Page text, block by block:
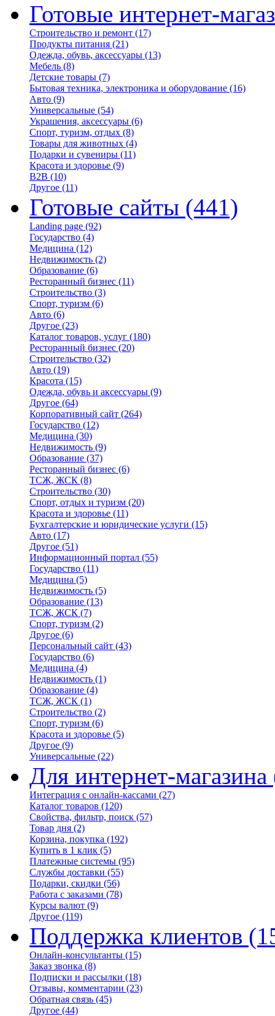
Готовые интернет-
Строительство и ремонт (17)
Продукты питания (21)
Одежда, обувь, аксессуары (13)
Мебель (8)
Детские товары (7)
Бытовая техника, электроника и оборудование (16)
Авто (9)
Универсальные (54)
Украшения, аксессуары (6)
Спорт, туризм, отдых (8)
Товары для животных (4)
Подарки и сувениры (11)
Красота и здоровье (9)
B2B (10)
Другое (11)
Готовые сайты (441)
Landing page (92)
Государство (4)
Медицина (12)
Недвижимость (2)
Образование (6)
Ресторанный бизнес (11)
Строительство (3)
Спорт, туризм (6)
Авто (6)
Другое (23)
Каталог товаров, услуг (180)
Ресторанный бизнес (20)
Строительство (32)
Авто (19)
Красота (15)
Одежда, обувь и аксессуары (9)
Другое (64)
Корпоративный сайт (264)
Государство (12)
Медицина (30)
Недвижимость (9)
Образование (37)
Ресторанный бизнес (6)
ТСЖ, ЖСК (8)
Строительство (30)
Спорт, отдых и туризм (20)
Красота и здоровье (11)
Бухгалтерские и юридические услуги (15)
Авто (17)
Другое (51)
Информационный портал (55)
Государство (11)
Медицина (5)
Недвижимость (5)
Образование (13)
ТСЖ, ЖСК (7)
Спорт, туризм (2)
Другое (6)
Персональный сайт (43)
Государство (6)
Медицина (4)
Недвижимость (1)
Образование (4)
ТСЖ, ЖСК (1)
Строительство (2)
Спорт, туризм (6)
Красота и здоровье (5)
Другое (9)
Универсальные (22)
Для интернет-магазина
Интеграция с онлайн-кассами (27)
Каталог товаров (120)
Свойства, фильтр, поиск (57)
Товар дня (2)
Корзина, покупка (192)
Купить в 1 клик (5)
Платежные системы (95)
Службы доставки (55)
Подарки, скидки (56)
Работа с заказами (78)
Курсы валют (9)
Другое (119)
Поддержка клиентов
Онлайн-консультанты (15)
Заказ звонка (8)
Подписки и рассылки (18)
Отзывы, комментарии (23)
Обратная связь (45)
Другое (44)